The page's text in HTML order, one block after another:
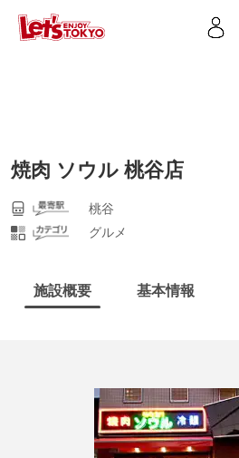
焼肉 ソウル 桃谷店
桃谷
グルメ
施設概要 基本情報